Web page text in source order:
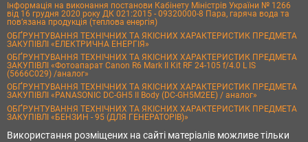
Інформація на виконання постанови Кабінету Міністрів України № 1266
від 16 грудня 2020 року ДК 021:2015 - 09320000-8 Пара, гаряча вода та
пов’язана продукція (теплова енергія)
ОБҐРУНТУВАННЯ ТЕХНІЧНИХ ТА ЯКІСНИХ ХАРАКТЕРИСТИК ПРЕДМЕТА
ЗАКУПІВЛІ «ЕЛЕКТРИЧНА ЕНЕРГІЯ»
ОБҐРУНТУВАННЯ ТЕХНІЧНИХ ТА ЯКІСНИХ ХАРАКТЕРИСТИК ПРЕДМЕТА
ЗАКУПІВЛІ «Фотоапарат Canon R6 Mark II Kit RF 24-105 f/4.0 L IS
(5666C029) /аналог»
ОБҐРУНТУВАННЯ ТЕХНІЧНИХ ТА ЯКІСНИХ ХАРАКТЕРИСТИК ПРЕДМЕТА
ЗАКУПІВЛІ «PANASONIC DC-GH5 II Body (DC-GH5M2EE) / аналог»
ОБҐРУНТУВАННЯ ТЕХНІЧНИХ ТА ЯКІСНИХ ХАРАКТЕРИСТИК ПРЕДМЕТА
ЗАКУПІВЛІ «БЕНЗИН - 95 (ДЛЯ ГЕНЕРАТОРІВ)»
Використання розміщених на сайті матеріалів можливе тільки